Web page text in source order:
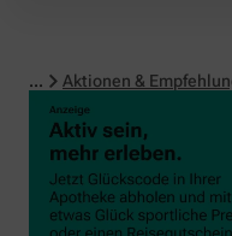
... Aktionen &